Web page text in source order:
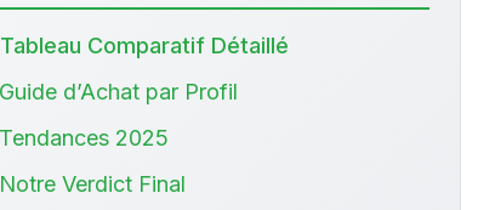
Comparatif Détaillé
d’Achat par Profil
2025
Verdict Final